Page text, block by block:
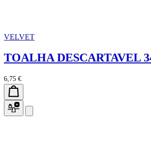
VELVET
TOALHA DESCARTAVEL
6,75 €